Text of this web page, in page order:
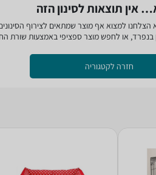
אין תוצאות לסינון הזה
למצוא אף מוצר שמתאים לצירוף
בנפרד, או לחפש מוצר ספציפי באמצעות שורת
חזרה לקטגוריה